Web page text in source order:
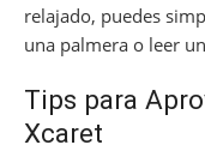
relajado, puedes
una palmera o leer
Tips para
Xcaret